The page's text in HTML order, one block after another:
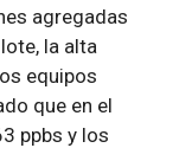
agregadas
la alta
equipos
que en el
ppbs y los